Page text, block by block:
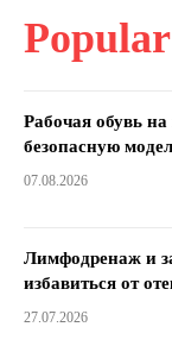
Popular
Рабочая обувь
безопасную
07.08.2026
Лимфодренаж и
избавиться от
27.07.2026